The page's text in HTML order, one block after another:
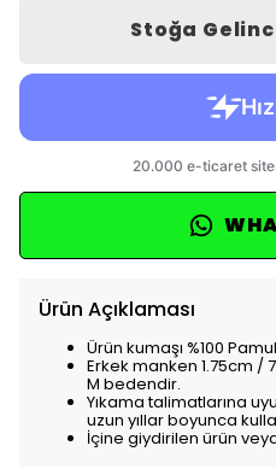
Stoğa
Ürün Açıklaması
Ürün kumaşı %100
Erkek manken 1.75cm /
M bedendir.
Yıkama talimatlarına
uzun yıllar boyunca
İçine giydirilen ürün